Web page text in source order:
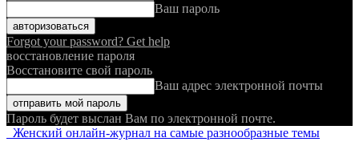
Ваш пароль
Forgot your password? Get help
восстановление пароля
Восстановите свой пароль
Ваш адрес электронной почты
Пароль будет выслан Вам по электронной почте.
Женский онлайн-журнал на самые разнообразные темы